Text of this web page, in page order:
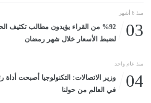
منذ 6 أشهر
03
%92 من القراء يؤيدون مطالب تكثيف
لضبط الأسعار خلال شهر رمضان
منذ عام واحد
04
وزير الاتصالات: التكنولوجيا أصبحت أداة
في العالم من حولنا